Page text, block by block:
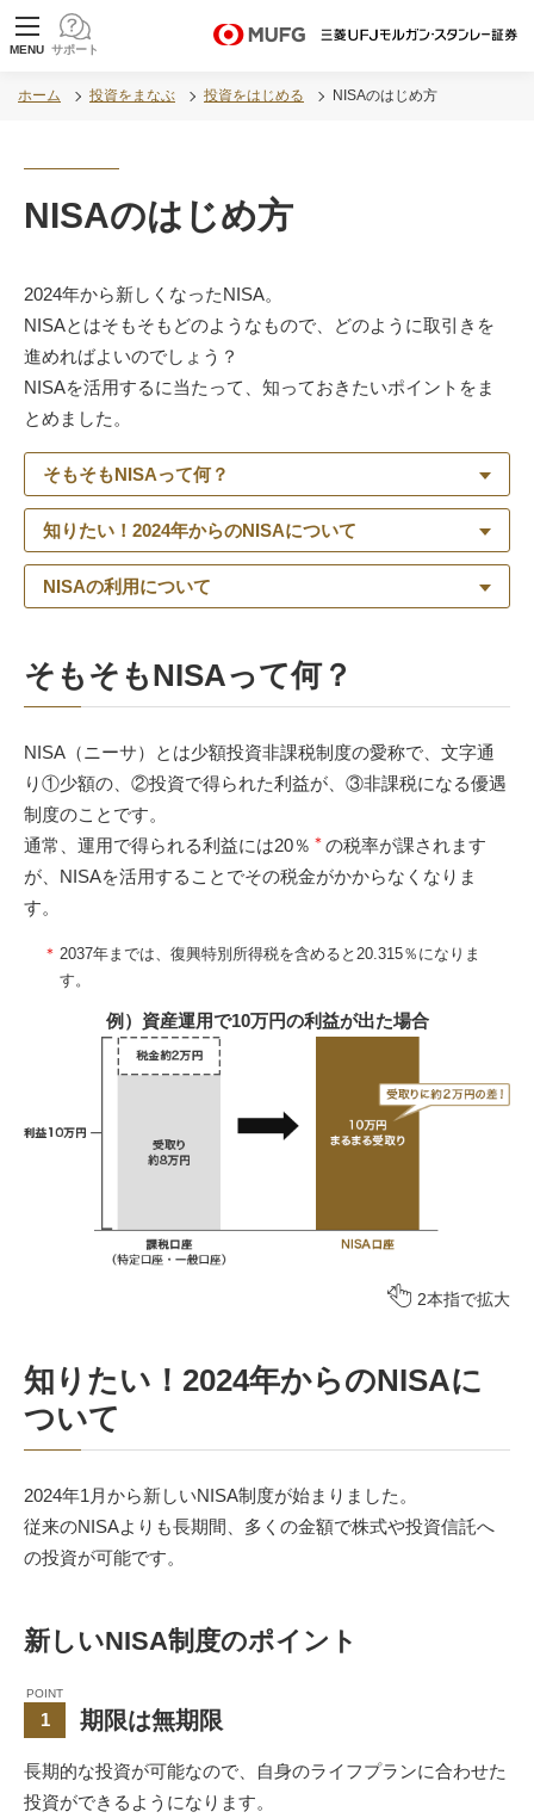
MUFG 世界が進むチカラになる。 三菱ＵＦＪモル
MENU サポート
ホーム 投資をまなぶ 投資をはじめる NISAのはじめ方
NISAのはじめ方
2024年から新しくなったNISA。
NISAとはそもそもどのようなもので、どのように取引きを
進めればよいのでしょう？
NISAを活用するに当たって、知っておきたいポイントをま
とめました。
そもそもNISAって何？
知りたい！2024年からのNISAについて
NISAの利用について
そもそもNISAって何？
NISA（ニーサ）とは少額投資非課税制度の愛称で、文字通
り①少額の、②投資で得られた利益が、③非課税になる優遇
制度のことです。
通常、運用で得られる利益には20％ ＊ の税率が課されます
が、NISAを活用することでその税金がかからなくなりま
す。
＊ 2037年までは、復興特別所得税を含めると20.315％になりま
す。
例）資産運用で10万円の利益が出た場合
2本指で拡大
知りたい！2024年からのNISAに
ついて
2024年1月から新しいNISA制度が始まりました。
従来のNISAよりも長期間、多くの金額で株式や投資信託へ
の投資が可能です。
新しいNISA制度のポイント
POINT
1 期限は無期限
長期的な投資が可能なので、自身のライフプランに合わせた
投資ができるようになります。